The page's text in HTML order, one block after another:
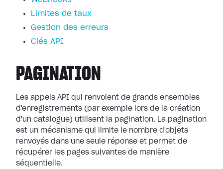
Limites de taux
Gestion des erreurs
Clés API
PAGINATION
Les appels API qui renvoient de grands ensembles
d'enregistrements (par exemple lors de la création
d'un catalogue) utilisent la pagination. La pagination
est un mécanisme qui limite le nombre d'objets
renvoyés dans une seule réponse et permet de
récupérer les pages suivantes de manière
séquentielle.